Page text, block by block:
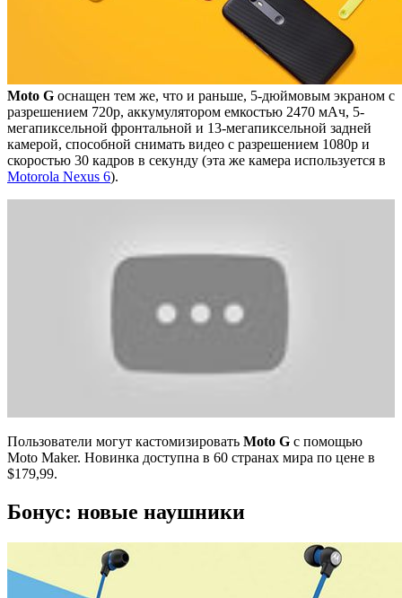
Moto G оснащен тем же, что и раньше, 5-дюймовым экраном с
разрешением 720p, аккумулятором емкостью 2470 мАч, 5-
мегапиксельной фронтальной и 13-мегапиксельной задней
камерой, способной снимать видео с разрешением 1080p и
скоростью 30 кадров в секунду (эта же камера используется в
Motorola Nexus 6).
Пользователи могут кастомизировать Moto G с помощью
Moto Maker. Новинка доступна в 60 странах мира по цене в
$179,99.
Бонус: новые наушники